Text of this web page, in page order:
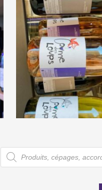
Mas Mudigliza «
des loups »
Recherche
de
produits